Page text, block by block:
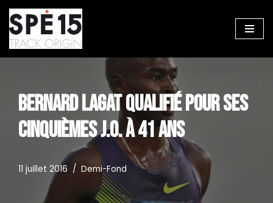
Aller
au
BERNARD LAGAT QUALIFIÉ POUR SES
CINQUIÈMES J.O. À 41 ANS
11 juillet 2016 Demi-Fond